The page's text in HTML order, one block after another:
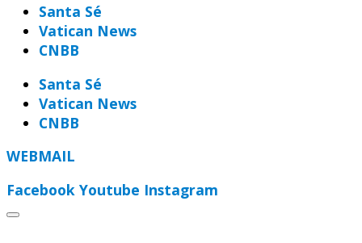
Santa Sé
Vatican News
CNBB
Santa Sé
Vatican News
CNBB
WEBMAIL
Facebook Youtube Instagram